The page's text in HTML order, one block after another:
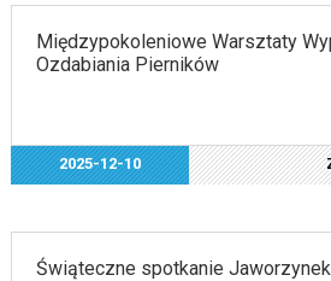
Międzypokoleniowe Warsztaty
Ozdabiania Pierników
2025-12-10
Świąteczne spotkanie Jaworzynek